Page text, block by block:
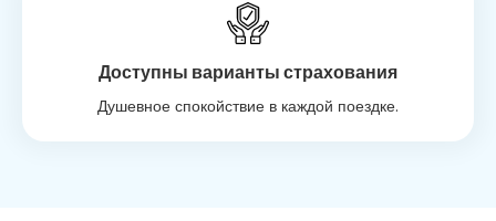
Доступны варианты страхования
Душевное спокойствие в каждой поездке.